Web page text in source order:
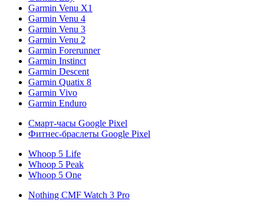
Garmin Venu X1
Garmin Venu 4
Garmin Venu 3
Garmin Venu 2
Garmin Forerunner
Garmin Instinct
Garmin Descent
Garmin Quatix 8
Garmin Vivo
Garmin Enduro
Смарт-часы Google Pixel
Фитнес-браслеты Google Pixel
Whoop 5 Life
Whoop 5 Peak
Whoop 5 One
Nothing CMF Watch 3 Pro